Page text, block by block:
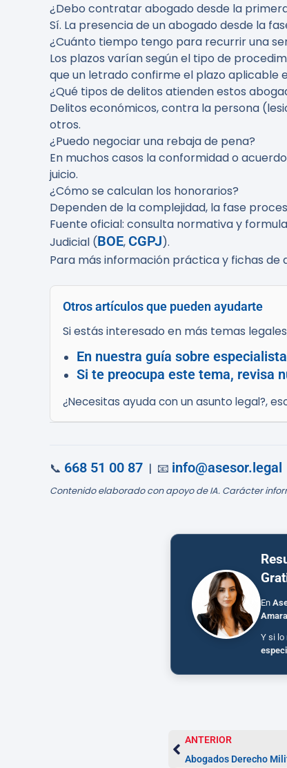
¿Debo contratar abogado desde la
Sí. La presencia de un abogado desde la
¿Cuánto tiempo tengo para recurrir una
Los plazos varían según el tipo de
que un letrado confirme el plazo aplicable
¿Qué tipos de delitos atienden estos
Delitos económicos, contra la persona
otros.
¿Puedo negociar una rebaja de pena?
En muchos casos la conformidad o
juicio.
¿Cómo se calculan los honorarios?
Dependen de la complejidad, la fase
Fuente oficial: consulta normativa y
Judicial (BOE, CGPJ).
Para más información práctica y fichas de
Otros artículos que pueden ayudarte
Si estás interesado en más temas
En nuestra guía sobre
Si te preocupa este tema, revisa
¿Necesitas ayuda con un asunto legal?,
📞 668 51 00 87 | 📧 info@asesor.legal
Contenido elaborado con apoyo de IA. Carácter
En
Amara
Y si lo
ANTERIOR
Abogados Derecho